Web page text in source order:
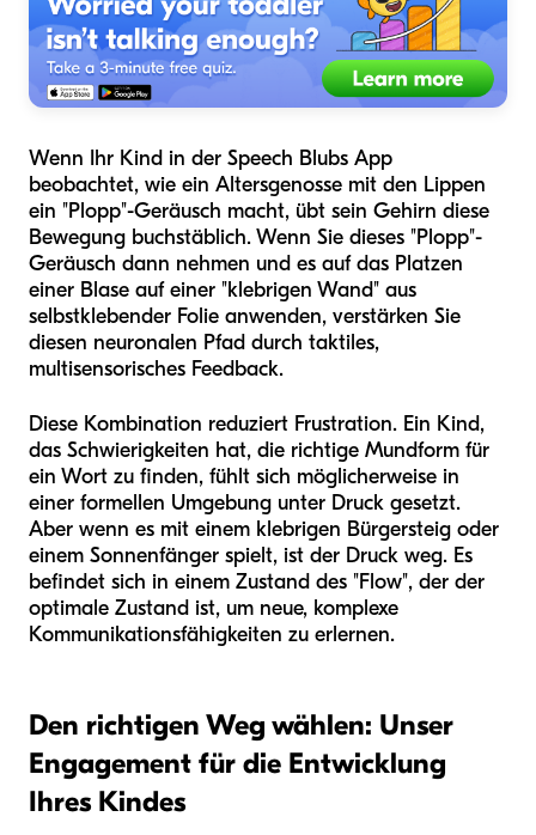
Wenn Ihr Kind in der Speech Blubs App
beobachtet, wie ein Altersgenosse mit den Lippen
ein "Plopp"-Geräusch macht, übt sein Gehirn diese
Bewegung buchstäblich. Wenn Sie dieses "Plopp"-
Geräusch dann nehmen und es auf das Platzen
einer Blase auf einer "klebrigen Wand" aus
selbstklebender Folie anwenden, verstärken Sie
diesen neuronalen Pfad durch taktiles,
multisensorisches Feedback.
Diese Kombination reduziert Frustration. Ein Kind,
das Schwierigkeiten hat, die richtige Mundform für
ein Wort zu finden, fühlt sich möglicherweise in
einer formellen Umgebung unter Druck gesetzt.
Aber wenn es mit einem klebrigen Bürgersteig oder
einem Sonnenfänger spielt, ist der Druck weg. Es
befindet sich in einem Zustand des "Flow", der der
optimale Zustand ist, um neue, komplexe
Kommunikationsfähigkeiten zu erlernen.
Den richtigen Weg wählen: Unser
Engagement für die Entwicklung
Ihres Kindes